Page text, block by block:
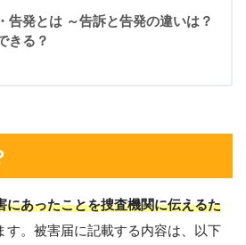
告発とは ～告訴と告発の違いは？
きる？
にあったことを捜査機関に伝えるた
す。被害届に記載する内容は、以下